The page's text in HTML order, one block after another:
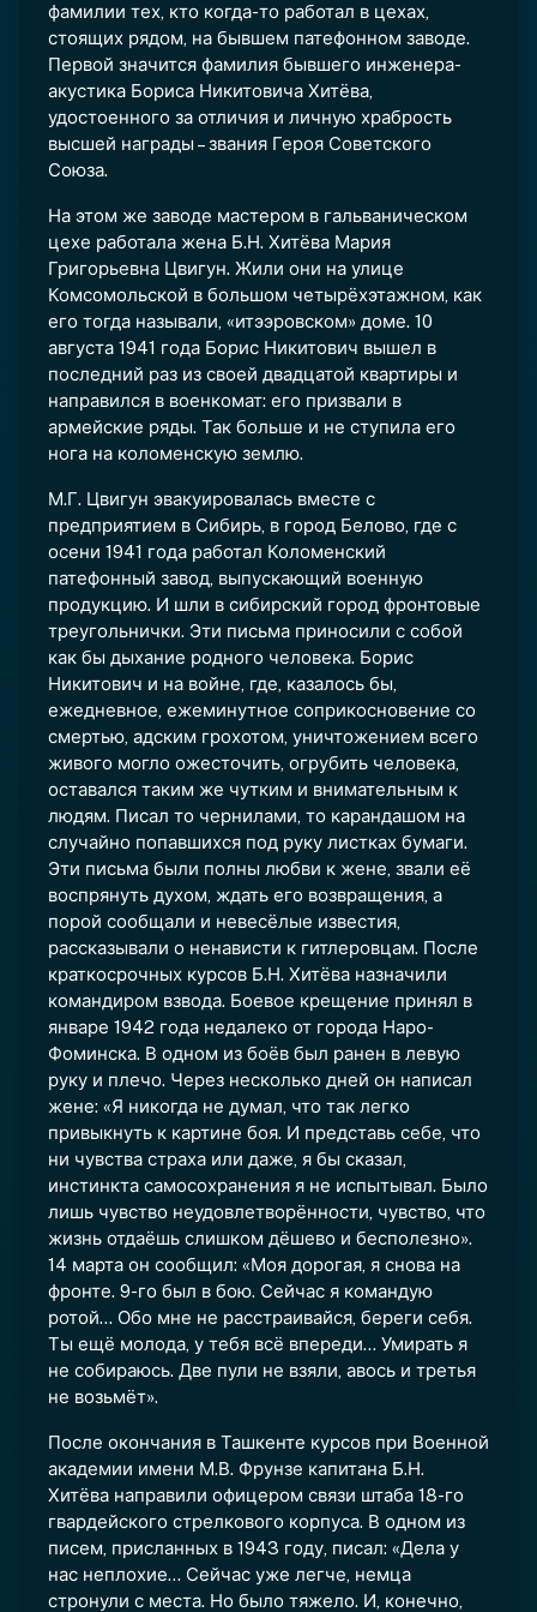
фамилии тех, кто когда-то работал в цехах,
стоящих рядом, на бывшем патефонном заводе.
Первой значится фамилия бывшего инженера-
акустика Бориса Никитовича Хитёва,
удостоенного за отличия и личную храбрость
высшей награды – звания Героя Советского
Союза.
На этом же заводе мастером в гальваническом
цехе работала жена Б.Н. Хитёва Мария
Григорьевна Цвигун. Жили они на улице
Комсомольской в большом четырёхэтажном, как
его тогда называли, «итээровском» доме. 10
августа 1941 года Борис Никитович вышел в
последний раз из своей двадцатой квартиры и
направился в военкомат: его призвали в
армейские ряды. Так больше и не ступила его
нога на коломенскую землю.
М.Г. Цвигун эвакуировалась вместе с
предприятием в Сибирь, в город Белово, где с
осени 1941 года работал Коломенский
патефонный завод, выпускающий военную
продукцию. И шли в сибирский город фронтовые
треугольнички. Эти письма приносили с собой
как бы дыхание родного человека. Борис
Никитович и на войне, где, казалось бы,
ежедневное, ежеминутное соприкосновение со
смертью, адским грохотом, уничтожением всего
живого могло ожесточить, огрубить человека,
оставался таким же чутким и внимательным к
людям. Писал то чернилами, то карандашом на
случайно попавшихся под руку листках бумаги.
Эти письма были полны любви к жене, звали её
воспрянуть духом, ждать его возвращения, а
порой сообщали и невесёлые известия,
рассказывали о ненависти к гитлеровцам. После
краткосрочных курсов Б.Н. Хитёва назначили
командиром взвода. Боевое крещение принял в
январе 1942 года недалеко от города Наро-
Фоминска. В одном из боёв был ранен в левую
руку и плечо. Через несколько дней он написал
жене: «Я никогда не думал, что так легко
привыкнуть к картине боя. И представь себе, что
ни чувства страха или даже, я бы сказал,
инстинкта самосохранения я не испытывал. Было
лишь чувство неудовлетворённости, чувство, что
жизнь отдаёшь слишком дёшево и бесполезно».
14 марта он сообщил: «Моя дорогая, я снова на
фронте. 9-го был в бою. Сейчас я командую
ротой… Обо мне не расстраивайся, береги себя.
Ты ещё молода, у тебя всё впереди… Умирать я
не собираюсь. Две пули не взяли, авось и третья
не возьмёт».
После окончания в Ташкенте курсов при Военной
академии имени М.В. Фрунзе капитана Б.Н.
Хитёва направили офицером связи штаба 18-го
гвардейского стрелкового корпуса. В одном из
писем, присланных в 1943 году, писал: «Дела у
нас неплохие… Сейчас уже легче, немца
стронули с места. Но было тяжело. И, конечно,